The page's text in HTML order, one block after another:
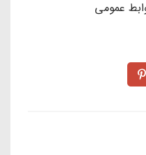
عمومی